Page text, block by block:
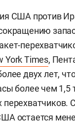
США против
York Times,
двух лет,
более чем 1,5
перехватчиков.
остается